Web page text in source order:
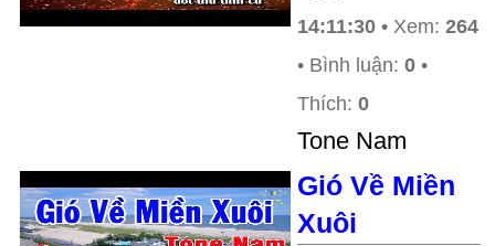
14:11:30 • Xem: 264
• Bình luận: 0 •
Thích: 0
Tone Nam
Gió Về Miền
Xuôi